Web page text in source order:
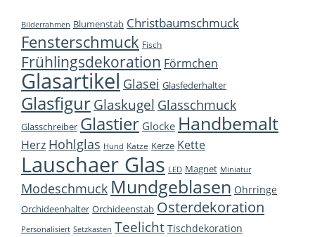
Bilderrahmen Blumenstab Christbaumschmuck
Fensterschmuck Fisch
Frühlingsdekoration Förmchen
Glasartikel Glasei Glasfederhalter
Glasfigur Glaskugel Glasschmuck
Glasschreiber Glastier Glocke Handbemalt
Herz Hohlglas Hund Katze Kerze Kette
Lauschaer Glas LED Magnet Miniatur
Modeschmuck Mundgeblasen Ohrringe
Orchideenhalter Orchideenstab Osterdekoration
Personalisiert Setzkasten Teelicht Tischdekoration